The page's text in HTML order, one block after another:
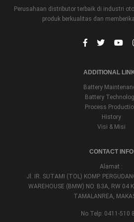
Perusahaan distributor terbaik di industri
produk berkualitas dan
ADDITIONAL
Battery
Battery
Process
History
Visi & Misi
CONTACT INFO
Alamat :
Jl. IR. SUTAMI (TOL) KOMP.
WAREHOUSE (BMW) NO. B3A, RW 04
TAMALANREA,
No Telp: 0411-510